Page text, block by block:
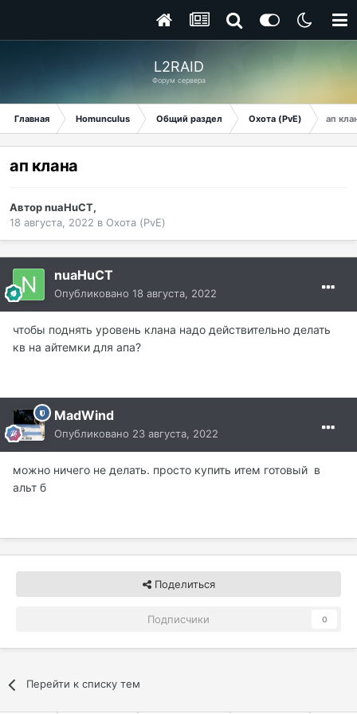
L2RAID
Форум сервера
Главная Homunculus Общий раздел Охота (PvE) ап
ап клана
АвторnuaHuCT,
18 августа, 2022 в Охота (PvE)
nuaHuCT
Опубликовано 18 августа, 2022
чтобы поднять уровень клана надо действительно делать
кв на айтемки для апа?
MadWind
Опубликовано 23 августа, 2022
можно ничего не делать. просто купить итем готовый в
альт б
Поделиться
Подписчики 0
Перейти к списку тем